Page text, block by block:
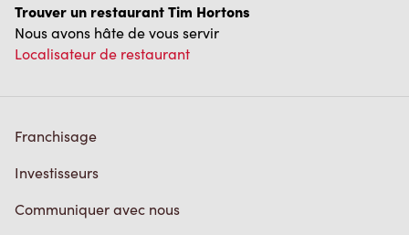
Trouver un restaurant Tim Hortons
Nous avons hâte de vous servir
Localisateur de restaurant
Franchisage
Investisseurs
Communiquer avec nous